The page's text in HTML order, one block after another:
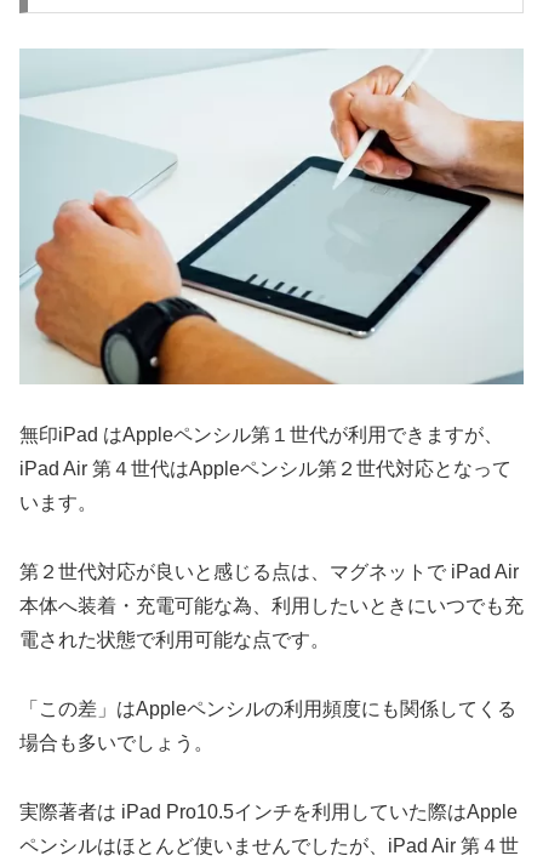
無印iPad はAppleペンシル第１世代が利用できますが、
iPad Air 第４世代はAppleペンシル第２世代対応となって
います。
第２世代対応が良いと感じる点は、マグネットで iPad Air
本体へ装着・充電可能な為、利用したいときにいつでも充
電された状態で利用可能な点です。
「この差」はAppleペンシルの利用頻度にも関係してくる
場合も多いでしょう。
実際著者は iPad Pro10.5インチを利用していた際はApple
ペンシルはほとんど使いませんでしたが、iPad Air 第４世